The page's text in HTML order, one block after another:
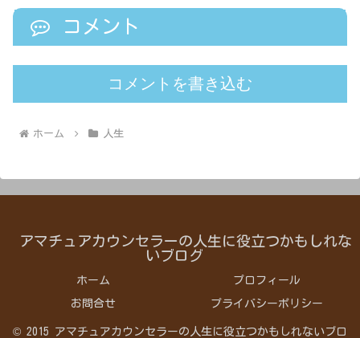
コメント
コメントを書き込む
ホーム 人生
アマチュアカウンセラーの人生に役立つかもしれな
いブログ
ホーム プロフィール
お問合せ プライバシーポリシー
© 2015 アマチュアカウンセラーの人生に役立つかもしれないブロ